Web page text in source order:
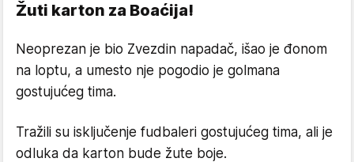
Žuti karton za Boaćija!
Neoprezan je bio Zvezdin napadač, išao je đonom
na loptu, a umesto nje pogodio je golmana
gostujućeg tima.
Tražili su isključenje fudbaleri gostujućeg tima, ali je
odluka da karton bude žute boje.